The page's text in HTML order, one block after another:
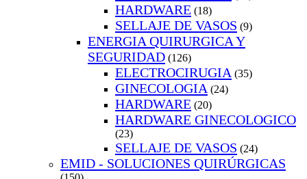
HARDWARE (18)
SELLAJE DE VASOS (9)
ENERGIA QUIRURGICA Y
SEGURIDAD (126)
ELECTROCIRUGIA (35)
GINECOLOGIA (24)
HARDWARE (20)
HARDWARE GINECOLOGICO
(23)
SELLAJE DE VASOS (24)
EMID - SOLUCIONES QUIRÚRGICAS